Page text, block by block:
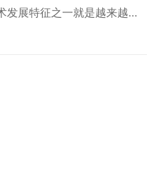
发展特征之一就是越来越…